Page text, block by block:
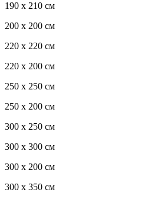
190 x 210 см
200 x 200 см
220 x 220 см
220 x 200 см
250 x 250 см
250 x 200 см
300 x 250 см
300 x 300 см
300 x 200 см
300 x 350 см